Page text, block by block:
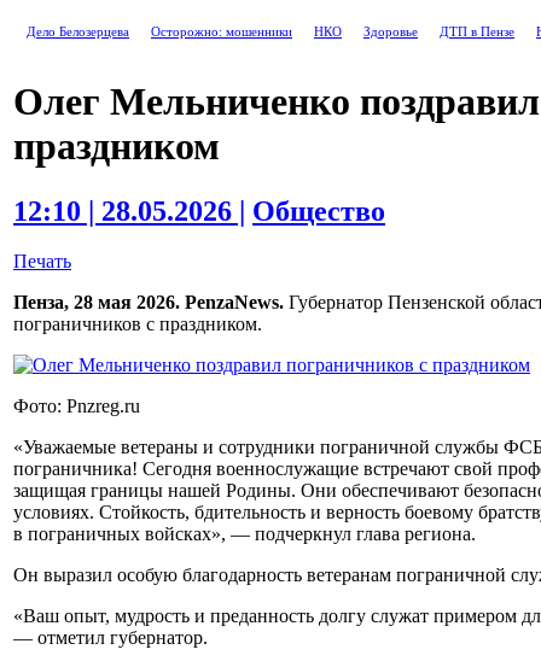
Дело Белозерцева Осторожно: мошенники НКО Здоровье ДТП в Пензе
Олег Мельниченко
праздником
12:10 | 28.05.2026 | Общество
Печать
Пенза, 28 мая 2026. PenzaNews. Губернатор Пензенской
пограничников с праздником.
Фото: Pnzreg.ru
«Уважаемые ветераны и сотрудники пограничной службы
пограничника! Сегодня военнослужащие встречают свой
защищая границы нашей Родины. Они обеспечивают
условиях. Стойкость, бдительность и верность боевому
в пограничных войсках», — подчеркнул глава региона.
Он выразил особую благодарность ветеранам пограничной
«Ваш опыт, мудрость и преданность долгу служат примером
— отметил губернатор.